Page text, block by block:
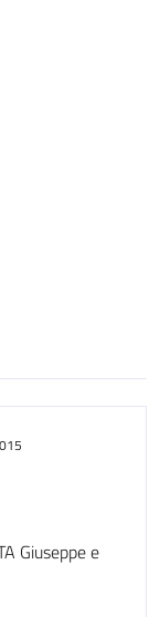
Giuseppe e